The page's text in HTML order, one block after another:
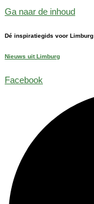
Ga naar de inhoud
Dé inspiratiegids voor Limburg
Nieuws uit Limburg
Facebook